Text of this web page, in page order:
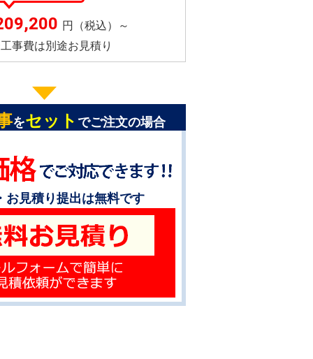
円（税込）～
事費は別途お見積り
をセット でご注文の場合
お見積り提出は無料です